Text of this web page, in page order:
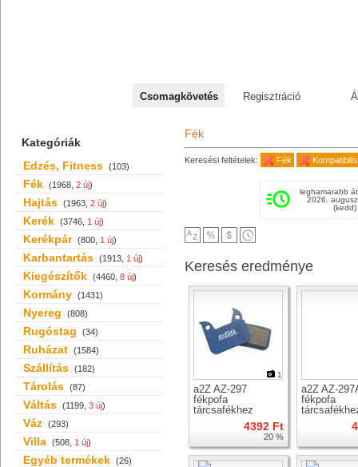
Kategóriák
Edzés, Fitness (103)
Fék (1968, 2 új)
Hajtás (1963, 2 új)
Kerék (3746, 1 új)
Kerékpár (800, 1 új)
Karbantartás (1913, 1 új)
Kiegészítők (4460, 8 új)
Kormány (1431)
Nyereg (808)
Rugóstag (34)
Ruházat (1584)
Szállítás (182)
Tárolás (87)
Váltás (1199, 3 új)
Váz (293)
Villa (508, 1 új)
Egyéb termékek (26)
Fék
Keresési feltételek: Fék
leghamarabb
2026.
(kedd)
Keresés eredménye
1
a2Z AZ-297
fékpofa
tárcsafékhez
4392 Ft
20 %
a2Z AZ-
fékpofa
Csomagkövetés Regisztráció